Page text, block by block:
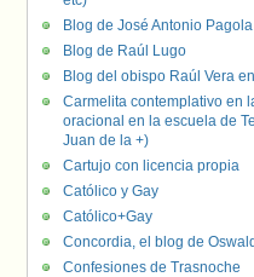
Blog de José Antonio Pagola
Blog de Raúl Lugo
Blog del obispo Raúl Vera
Carmelita contemplativo en
oracional en la escuela de
Juan de la +)
Cartujo con licencia propia
Católico y Gay
Católico+Gay
Concordia, el blog de
Confesiones de Trasnoche